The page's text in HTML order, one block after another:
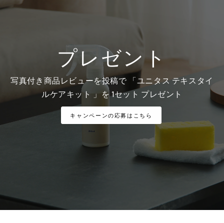
プレゼント
写真付き商品レビューを投稿で 「ユニタス テキスタイ
ルケアキット 」を 1セット プレゼント
キャンペーンの応募はこちら